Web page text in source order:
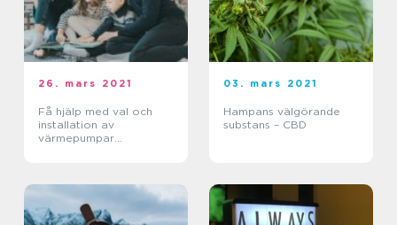
26. mars 2021
Få hjälp med val och
installation av
värmepumpar
03. mars 2021
Hampans välgörande
substans – CBD